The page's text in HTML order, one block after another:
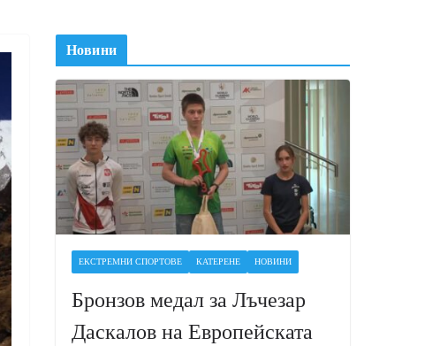
Новини
ЕКСТРЕМНИ СПОРТОВЕ КАТЕРЕНЕ НОВИНИ
Бронзов медал за Лъчезар
Даскалов на Европейската